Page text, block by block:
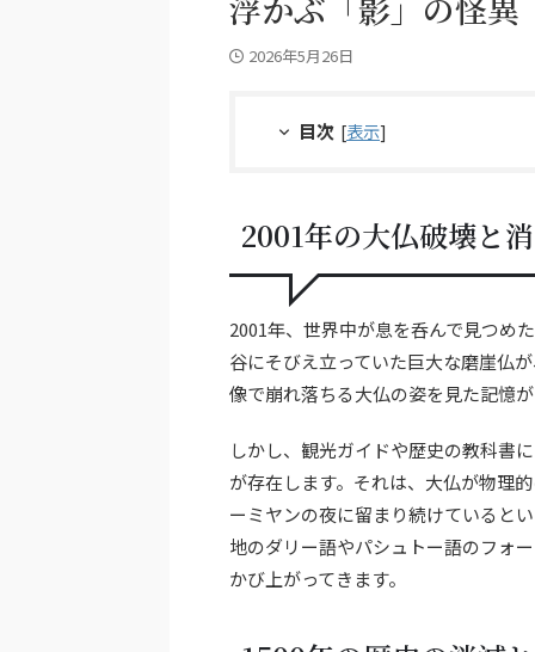
2026年5月26日
目次 [表示]
2001年の大仏破壊と
2001年、世界中が息を呑んで見つめ
谷にそびえ立っていた巨大な磨崖仏
像で崩れ落ちる大仏の姿を見た記憶
しかし、観光ガイドや歴史の教科書
が存在します。それは、大仏が物理
ーミヤンの夜に留まり続けていると
地のダリー語やパシュトー語のフォ
かび上がってきます。